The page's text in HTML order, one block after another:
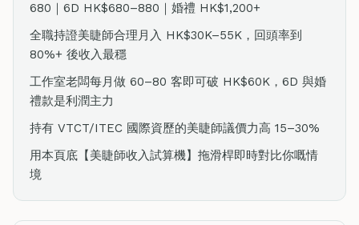
680｜6D HK$680–880｜婚禮 HK$1,200+
全職持證美睫師合理月入 HK$30K–55K，回頭率到
80%+ 後收入最穩
工作室老闆每月做 60–80 客即可破 HK$60K，6D 與婚
禮款是利潤主力
持有 VTCT/ITEC 國際資歷的美睫師議價力高 15–30%
用本頁底【美睫師收入試算機】拖滑桿即時對比你嘅情
境